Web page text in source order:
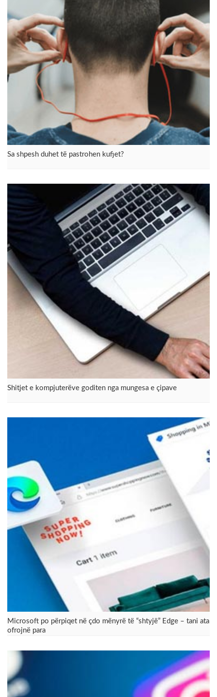
​Sa shpesh duhet të pastrohen kufjet?
Shitjet e kompjuterëve goditen nga mungesa e çipave
​Microsoft po përpiqet në çdo mënyrë të “shtyjë” Edge – tani ata
ofrojnë para